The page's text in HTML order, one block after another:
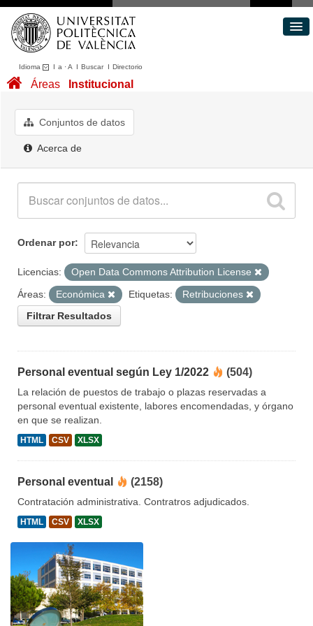
Idioma I a ·A I BuscarI Directorio
Conjuntos de datos
Acerca de
Áreas Institucional
Conjuntos de datos
Acerca de
Ordenar por
Licencias:
Open Data Commons Attribution License
Áreas:
Económica Etiquetas:
Retribuciones
Filtrar Resultados
Personal eventual según Ley 1/2022 (504)
La relación de puestos de trabajo o plazas reservadas a
personal eventual existente, labores encomendadas, y órgano
en que se realizan.
HTML CSV XLSX
Personal eventual (2158)
Contratación administrativa. Contratros adjudicados.
HTML CSV XLSX